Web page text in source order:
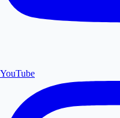
YouTube